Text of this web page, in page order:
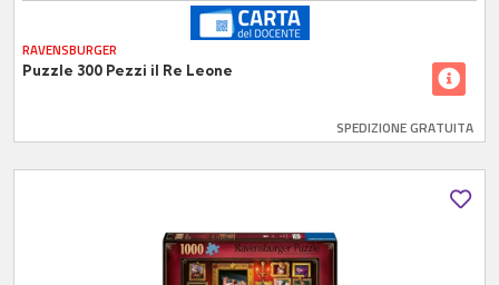
RAVENSBURGER
Puzzle 300 Pezzi il Re Leone
SPEDIZIONE GRATUITA